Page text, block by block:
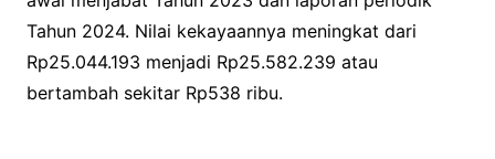
Tahun 2024. Nilai kekayaannya meningkat dari
Rp25.044.193 menjadi Rp25.582.239 atau
bertambah sekitar Rp538 ribu.